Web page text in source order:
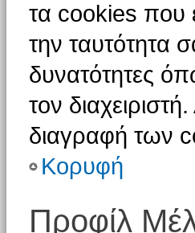
τα cookies που
την ταυτότητα
δυνατότητες
τον
διαγραφή των
Κορυφή
Προφίλ